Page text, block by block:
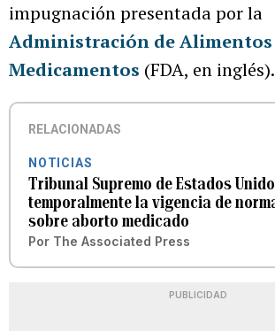
impugnación presentada por la
Administración de Alimentos
Medicamentos (FDA, en inglés).
RELACIONADAS
NOTICIAS
Tribunal Supremo de Estados
temporalmente la vigencia de
sobre aborto medicado
Por The Associated Press
PUBLICIDAD